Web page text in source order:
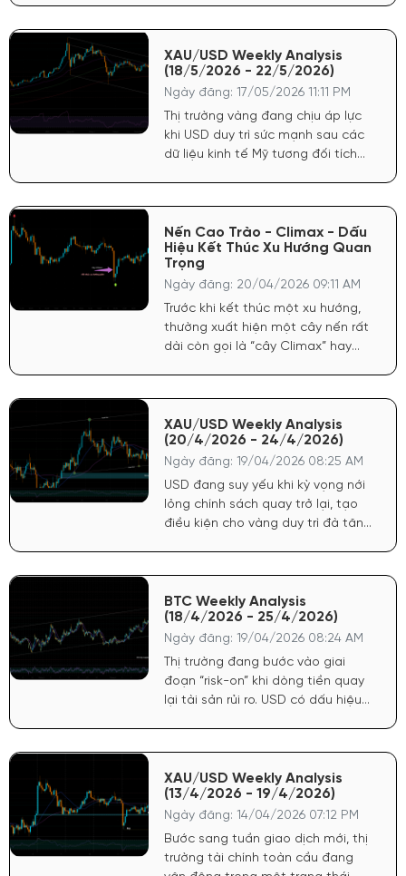
lưu trú ở các tài sản rủi ro.
XAU/USD Weekly Analysis
(18/5/2026 - 22/5/2026)
Ngày đăng: 17/05/2026 11:11 PM
Thị trường vàng đang chịu áp lực
khi USD duy trì sức mạnh sau các
dữ liệu kinh tế Mỹ tương đối tích
trợ vàng bứt phá.
Nến Cao Trào - Climax - Dấu
Hiệu Kết Thúc Xu Hướng Quan
Trọng
Ngày đăng: 20/04/2026 09:11 AM
Trước khi kết thúc một xu hướng,
thường xuất hiện một cây nến rất
dài còn gọi là “cây Climax” hay
XAU/USD Weekly Analysis
(20/4/2026 - 24/4/2026)
Ngày đăng: 19/04/2026 08:25 AM
USD đang suy yếu khi kỳ vọng nới
lỏng chính sách quay trở lại, tạo
điều kiện cho vàng duy trì đà tăng.
không làm giảm sức hút của vàng
do yếu tố phòng hộ vẫn còn.
BTC Weekly Analysis
(18/4/2026 - 25/4/2026)
Ngày đăng: 19/04/2026 08:24 AM
Thị trường đang bước vào giai
đoạn “risk-on” khi dòng tiền quay
lại tài sản rủi ro. USD có dấu hiệu
cực, phản ánh kỳ vọng kinh tế ổn
định, qua đó hỗ trợ tâm lý cho
Bitcoin.
XAU/USD Weekly Analysis
(13/4/2026 - 19/4/2026)
Ngày đăng: 14/04/2026 07:12 PM
Bước sang tuần giao dịch mới, thị
trường tài chính toàn cầu đang